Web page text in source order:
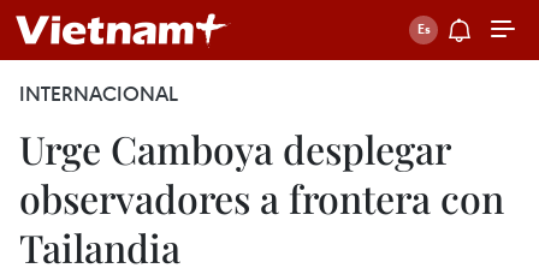
INTERNACIONAL
Urge Camboya desplegar
observadores a frontera con
Tailandia